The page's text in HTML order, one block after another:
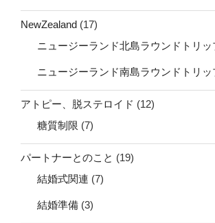
NewZealand (17)
ニュージーランド北島ラウンドトリッ
ニュージーランド南島ラウンドトリッ
アトピー、脱ステロイド (12)
糖質制限 (7)
パートナーとのこと (19)
結婚式関連 (7)
結婚準備 (3)